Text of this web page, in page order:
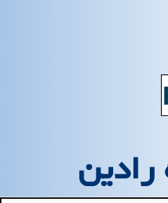
رادین